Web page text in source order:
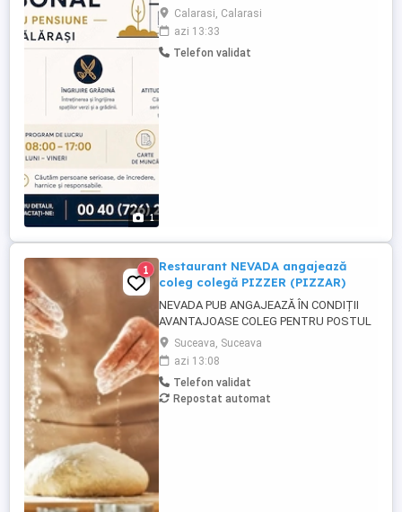
1
serioasă și harnică pentru întreținerea unei
pensiuni. Responsabilități: * Curățenie în
camere și spațiile comune; * Îngrijirea
grădinii și a spațiilor verzi; * Menținerea
Calarasi, Calarasi
azi 13:33
Telefon validat
1
Restaurant NEVADA angajează
coleg colegă PIZZER (PIZZAR)
NEVADA PUB ANGAJEAZĂ ÎN CONDIȚII
AVANTAJOASE COLEG PENTRU POSTUL
DE PIZZER (PIZZAR). CĂUTĂM UN COLEG
CARE A MAI LUCRAT ÎN DOMENIU, CU
EXPERIENTĂ ÎN PERPARAREA PIZZA.
CERINȚE : - EXPERIENȚĂ ÎN PREGATIREA
ȘI PREPARAREA PIZZA - persoană
Suceava, Suceava
azi 13:08
Telefon validat
Repostat automat